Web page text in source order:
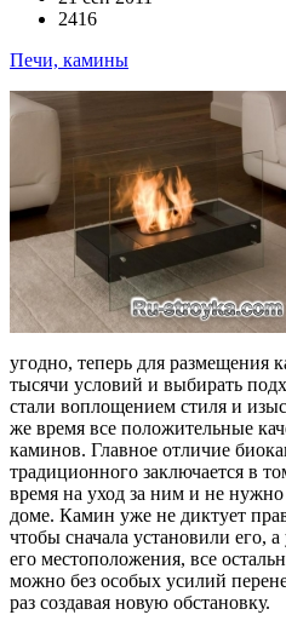
2416
Печи, камины
угодно, теперь для размещения
тысячи условий и выбирать
стали воплощением стиля и
же время все положительные
каминов. Главное отличие
традиционного заключается в
время на уход за ним и не
доме. Камин уже не диктует
чтобы сначала установили его,
его местоположения, все
можно без особых усилий
раз создавая новую обстановку.